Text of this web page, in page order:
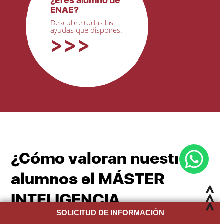
ENAE?
Descubre todas las
ayudas que dispones.
¿Cómo valoran nuestros
alumnos el MÁSTER
INTELIGENCIA
ARTIFICIAL Y DATA
SOLICITUD DE INFORMACIÓN